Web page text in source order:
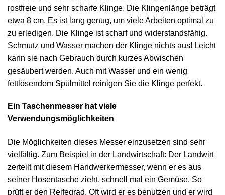
rostfreie und sehr scharfe Klinge. Die Klingenlänge beträgt
etwa 8 cm. Es ist lang genug, um viele Arbeiten optimal zu
zu erledigen. Die Klinge ist scharf und widerstandsfähig.
Schmutz und Wasser machen der Klinge nichts aus! Leicht
kann sie nach Gebrauch durch kurzes Abwischen
gesäubert werden. Auch mit Wasser und ein wenig
fettlösendem Spülmittel reinigen Sie die Klinge perfekt.
Ein Taschenmesser hat viele
Verwendungsmöglichkeiten
Die Möglichkeiten dieses Messer einzusetzen sind sehr
vielfältig. Zum Beispiel in der Landwirtschaft: Der Landwirt
zerteilt mit diesem Handwerkermesser, wenn er es aus
seiner Hosentasche zieht, schnell mal ein Gemüse. So
prüft er den Reifegrad. Oft wird er es benutzen und er wird